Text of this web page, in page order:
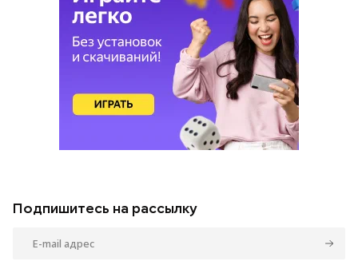
Подпишитесь на рассылку